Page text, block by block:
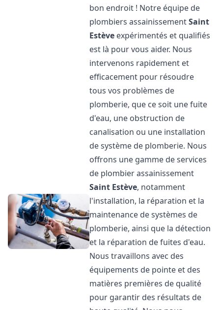
bon endroit ! Notre équipe de
plombiers assainissementSaint
Estève expérimentés et qualifiés
est là pour vous aider. Nous
intervenons rapidement et
efficacement pour résoudre
tous vos problèmes de
plomberie, que ce soit une fuite
d'eau, une obstruction de
canalisation ou une installation
de système de plomberie. Nous
offrons une gamme de services
de plombier assainissement
Saint Estève, notamment
l'installation, la réparation et la
maintenance de systèmes de
plomberie, ainsi que la détection
et la réparation de fuites d'eau.
Nous travaillons avec des
équipements de pointe et des
matières premières de qualité
pour garantir des résultats de